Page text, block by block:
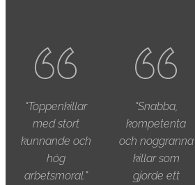
"Toppenkillar
med stort
kunnande och
hög
arbetsmoral."
"Snabba,
kompetenta
och noggranna
killar som
gjorde ett